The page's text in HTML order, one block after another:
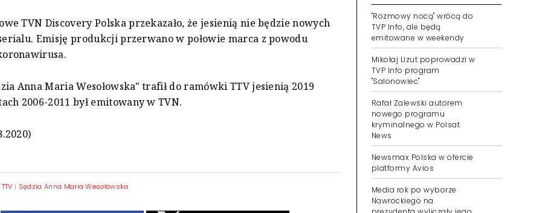
TVN Discovery Polska przekazało, że jesienią nie będzie nowych
Emisję produkcji przerwano w połowie marca z powodu
Anna Maria Wesołowska" trafił do ramówki TTV jesienią 2019
2006-2011 był emitowany w TVN.
TTV | Sędzia Anna Maria Wesołowska
"Rozmowy nocą" wrócą do
TVP Info, ale będą
emitowane w weekendy
Mikołaj Lizut poprowadzi w
TVP Info program
"Salonowiec"
Rafał Zalewski autorem
nowego programu
kryminalnego w Polsat
News
Newsmax Polska w ofercie
platformy Avios
Media rok po wyborze
Nawrockiego na